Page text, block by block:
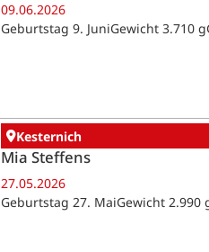
09.06.2026
Geburtstag 9. JuniGewicht 3.710
Kesternich
Mia Steffens
27.05.2026
Geburtstag 27. MaiGewicht